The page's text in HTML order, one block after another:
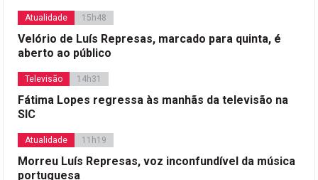
Atualidade 15h48
Velório de Luís Represas, marcado para quinta, é
aberto ao público
Televisão 14h31
Fátima Lopes regressa às manhãs da televisão na
SIC
Atualidade 11h19
Morreu Luís Represas, voz inconfundível da música
portuguesa